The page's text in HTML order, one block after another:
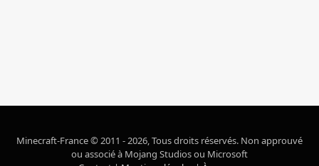
Minecraft-France © 2011 - 2026, Tous droits réservés. Non approuvé
ou associé à Mojang Studios ou Microsoft